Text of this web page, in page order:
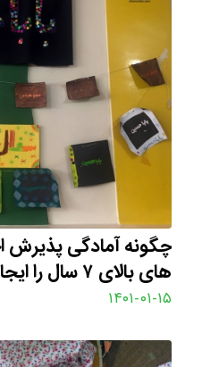
چگونه آمادگی پذیرش
های بالای ۷ سال را ایجاد کنیم؟
۱۴۰۱-۰۱-۱۵